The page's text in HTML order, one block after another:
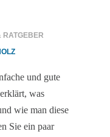
RATGEBER
und gute
was
wie man diese
Sie ein paar